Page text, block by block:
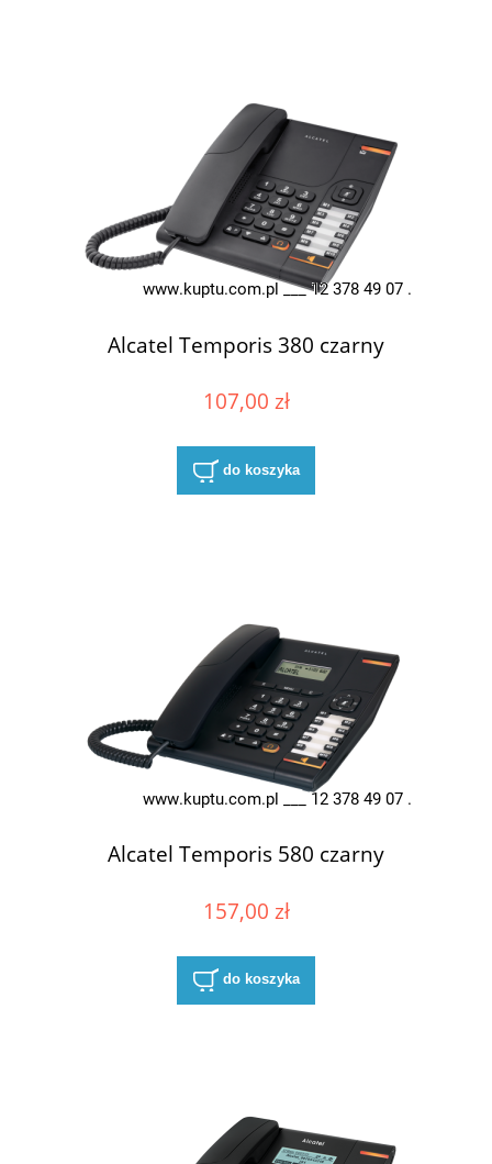
Alcatel Temporis 380 czarny
107,00 zł
do koszyka
Alcatel Temporis 580 czarny
157,00 zł
do koszyka